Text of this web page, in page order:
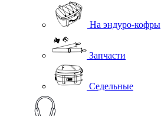
На эндуро-кофры
Запчасти
Седельные